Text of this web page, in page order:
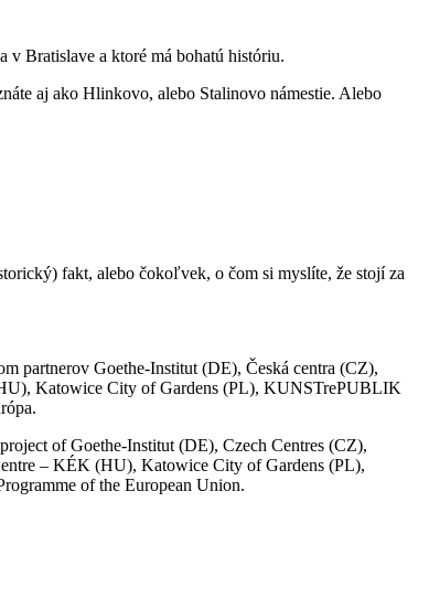
v Bratislave a ktoré má bohatú históriu.
aj ako Hlinkovo, alebo Stalinovo námestie. Alebo
fakt, alebo čokoľvek, o čom si myslíte, že stojí za
partnerov Goethe-Institut (DE), Česká centra (CZ),
Katowice City of Gardens (PL), KUNSTrePUBLIK
of Goethe-Institut (DE), Czech Centres (CZ),
– KÉK (HU), Katowice City of Gardens (PL),
of the European Union.